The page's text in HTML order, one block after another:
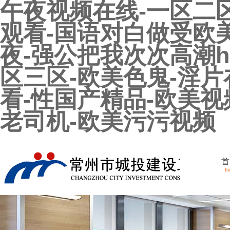
午夜视频在线-一区二
观看-国语对白做受欧
夜-强公把我次次高潮
区三区-欧美色鬼-淫
看-性国产精品-欧美
老司机-欧美污污视频